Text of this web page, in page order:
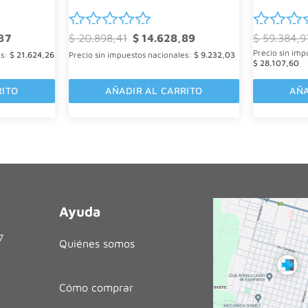
El
actual
$ 21.624,26
Valorado
con
0
$20.898,41 El
precio
original
$ 14.628,89El
actual
Precio sin impuestos nacionales: $ 9.232,03
AÑADIR AL CARRITO
con
0
$
Precio sin
$ 28.107,60
Ayuda
Quiénes somos
Cómo comprar